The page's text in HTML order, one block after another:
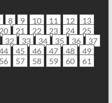
8 9 10 11 12
13
20 21 22 23 24
25
32 33 34 35 36
37
45 46 47 48
49
56 57 58 59 60
61